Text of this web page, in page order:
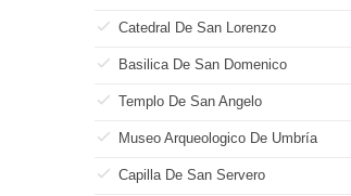
Catedral De San Lorenzo
Basilica De San Domenico
Templo De San Angelo
Museo Arqueologico De Umbría
Capilla De San Servero